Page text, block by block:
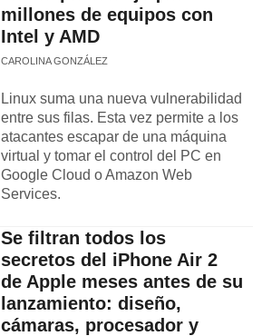
millones de equipos con
Intel y AMD
CAROLINA GONZÁLEZ
Linux suma una nueva vulnerabilidad
entre sus filas. Esta vez permite a los
atacantes escapar de una máquina
virtual y tomar el control del PC en
Google Cloud o Amazon Web
Services.
Se filtran todos los
secretos del iPhone Air 2
de Apple meses antes de su
lanzamiento: diseño,
cámaras, procesador y